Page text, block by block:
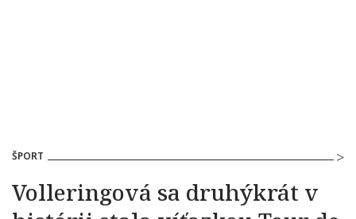
ŠPORT